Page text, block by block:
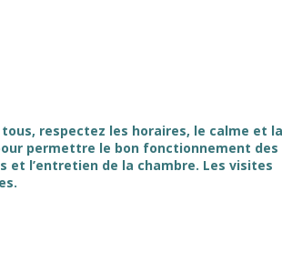
respectez les horaires, le calme et la
permettre le bon fonctionnement des
et l’entretien de la chambre. Les visites